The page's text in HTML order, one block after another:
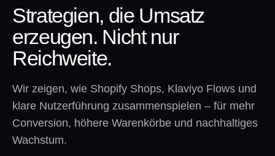
Strategien, die Umsatz
erzeugen. Nicht nur
Reichweite.
Wir zeigen, wie Shopify Shops, Klaviyo Flows und
klare Nutzerführung zusammenspielen – für mehr
Conversion, höhere Warenkörbe und nachhaltiges
Wachstum.